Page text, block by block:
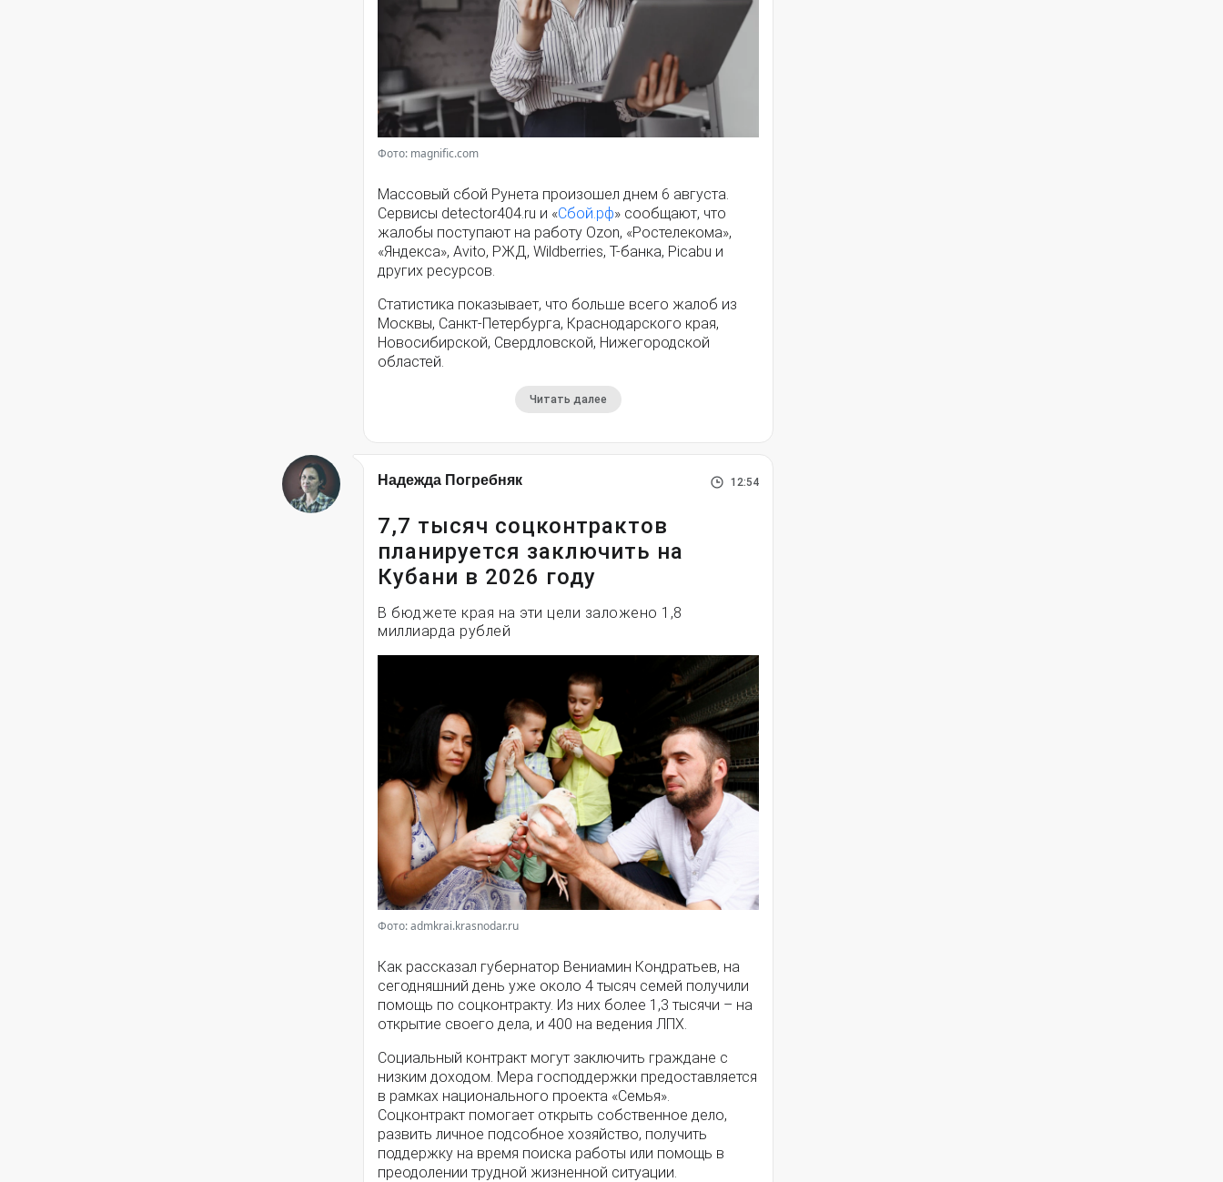
Фото: magnific.com
Массовый сбой Рунета произошел днем 6 августа.
Сервисы detector404.ru и «Сбой.рф» сообщают, что
жалобы поступают на работу Ozon, «Ростелекома»,
«Яндекса», Avito, РЖД, Wildberries, Т-банка, Picabu и
других ресурсов.
Статистика показывает, что больше всего жалоб из
Москвы, Санкт-Петербурга, Краснодарского края,
Новосибирской, Свердловской, Нижегородской
областей.
Читать далее
Надежда Погребняк 12:54
7,7 тысяч соцконтрактов
планируется заключить на
Кубани в 2026 году
В бюджете края на эти цели заложено 1,8
миллиарда рублей
Фото: admkrai.krasnodar.ru
Как рассказал губернатор Вениамин Кондратьев, на
сегодняшний день уже около 4 тысяч семей получили
помощь по соцконтракту. Из них более 1,3 тысячи – на
открытие своего дела, и 400 на ведения ЛПХ.
Социальный контракт могут заключить граждане с
низким доходом. Мера господдержки предоставляется
в рамках национального проекта «Семья».
Соцконтракт помогает открыть собственное дело,
развить личное подсобное хозяйство, получить
поддержку на время поиска работы или помощь в
преодолении трудной жизненной ситуации.